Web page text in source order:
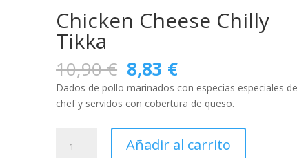
Chicken Cheese Chilly
Tikka
10,90€ El
precio
original
era:
10,90 €.
8,83 €El
precio
actual
es:
8,83 €.
Dados de pollo marinados con especias especiales
chef y servidos con cobertura de queso.
Cheese
Añadir al carrito